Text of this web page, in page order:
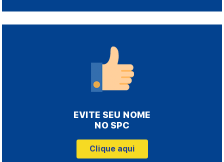
EVITE SEU NOME
NO SPC
Clique aqui